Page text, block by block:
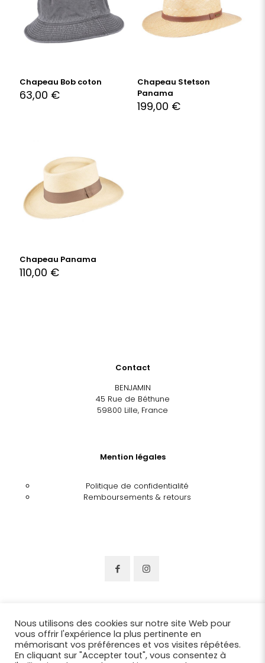
Chapeau Bob coton
63,00 €
Chapeau Stetson
Panama
199,00 €
Chapeau Panama
110,00 €
Contact
BENJAMIN
45 Rue de Béthune
59800 Lille, France
Mention légales
Politique de confidentialité
Remboursements & retours
Nous utilisons des cookies sur notre site Web pour
vous offrir l'expérience la plus pertinente en
mémorisant vos préférences et vos visites répétées.
En cliquant sur "Accepter tout", vous consentez à